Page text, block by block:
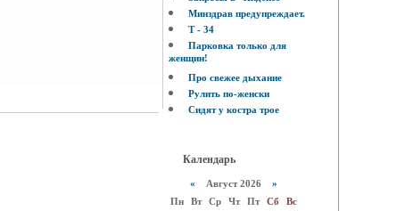
Минздрав предупреждает.
Т - 34
Парковка только для
женщин!
Про свежее дыхание
Рулить по-женски
Сидят у костра трое
Календарь
« Август 2026 »
Пн
Вт Ср Чт Пт Сб
Вс